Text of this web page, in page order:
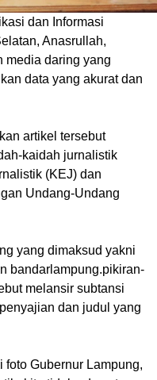
dan Informasi
Anasrullah,
media daring yang
data yang akurat dan
artikel tersebut
kaidah jurnalistik
(KEJ) dan
Undang-Undang
yang dimaksud yakni
bandarlampung.pikiran-
melansir subtansi
dan judul yang
foto Gubernur Lampung,